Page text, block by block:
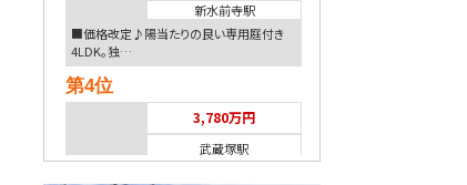
新水前寺駅
■価格改定♪陽当たりの良い専用庭付き
4LDK。独…
第4位
3,780万円
武蔵塚駅